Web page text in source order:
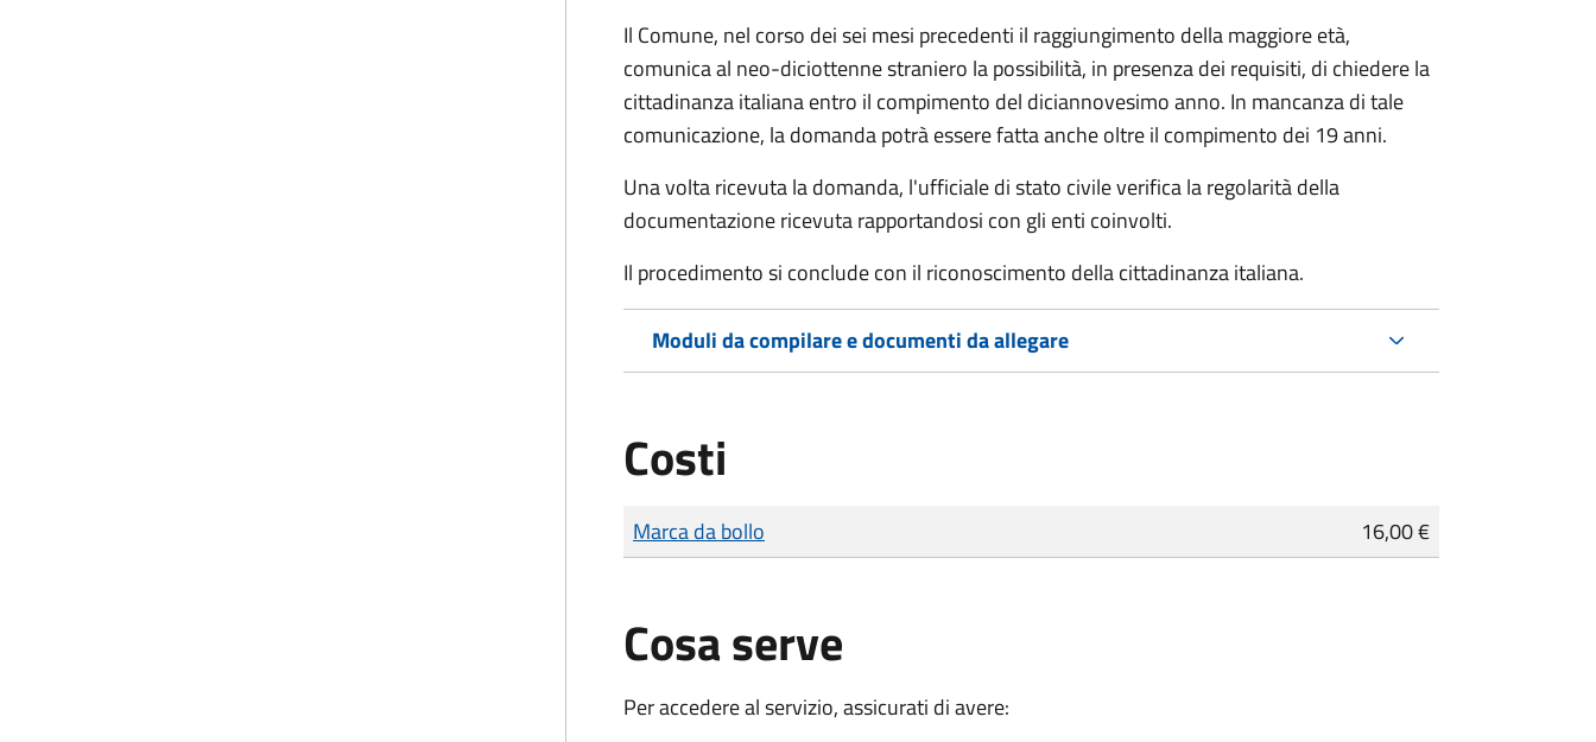
Il Comune, nel corso dei sei mesi precedenti il raggiungimento della maggiore età,
comunica al neo-diciottenne straniero la possibilità, in presenza dei requisiti, di chiedere la
cittadinanza italiana entro il compimento del diciannovesimo anno. In mancanza di tale
comunicazione, la domanda potrà essere fatta anche oltre il compimento dei 19 anni.
Una volta ricevuta la domanda, l'ufficiale di stato civile verifica la regolarità della
documentazione ricevuta rapportandosi con gli enti coinvolti.
Il procedimento si conclude con il riconoscimento della cittadinanza italiana.
Moduli da compilare e documenti da allegare
Costi
Tipo di pagamento
Importo
Marca da bollo 16,00 €
Cosa serve
Per accedere al servizio, assicurati di avere: